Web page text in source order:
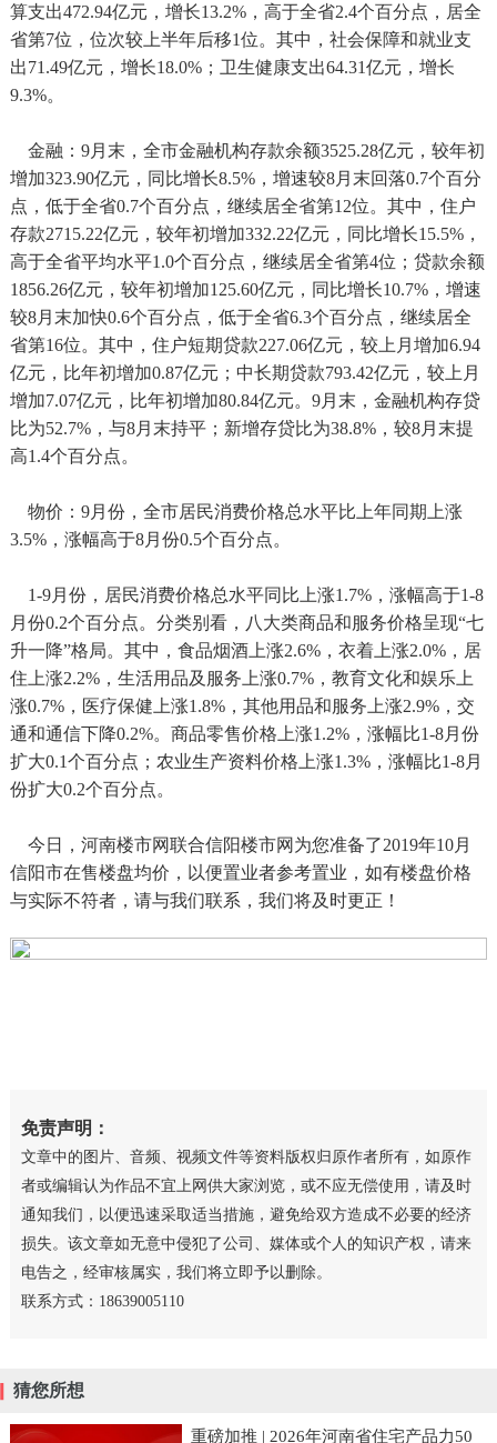
算支出472.94亿元，增长13.2%，高于全省2.4个百分点，居全
省第7位，位次较上半年后移1位。其中，社会保障和就业支
出71.49亿元，增长18.0%；卫生健康支出64.31亿元，增长
9.3%。
金融：9月末，全市金融机构存款余额3525.28亿元，较年初
增加323.90亿元，同比增长8.5%，增速较8月末回落0.7个百分
点，低于全省0.7个百分点，继续居全省第12位。其中，住户
存款2715.22亿元，较年初增加332.22亿元，同比增长15.5%，
高于全省平均水平1.0个百分点，继续居全省第4位；贷款余额
1856.26亿元，较年初增加125.60亿元，同比增长10.7%，增速
较8月末加快0.6个百分点，低于全省6.3个百分点，继续居全
省第16位。其中，住户短期贷款227.06亿元，较上月增加6.94
亿元，比年初增加0.87亿元；中长期贷款793.42亿元，较上月
增加7.07亿元，比年初增加80.84亿元。9月末，金融机构存贷
比为52.7%，与8月末持平；新增存贷比为38.8%，较8月末提
高1.4个百分点。
物价：9月份，全市居民消费价格总水平比上年同期上涨
3.5%，涨幅高于8月份0.5个百分点。
1-9月份，居民消费价格总水平同比上涨1.7%，涨幅高于1-8
月份0.2个百分点。分类别看，八大类商品和服务价格呈现“七
升一降”格局。其中，食品烟酒上涨2.6%，衣着上涨2.0%，居
住上涨2.2%，生活用品及服务上涨0.7%，教育文化和娱乐上
涨0.7%，医疗保健上涨1.8%，其他用品和服务上涨2.9%，交
通和通信下降0.2%。商品零售价格上涨1.2%，涨幅比1-8月份
扩大0.1个百分点；农业生产资料价格上涨1.3%，涨幅比1-8月
份扩大0.2个百分点。
今日，河南楼市网联合信阳楼市网为您准备了2019年10月
信阳市在售楼盘均价，以便置业者参考置业，如有楼盘价格
与实际不符者，请与我们联系，我们将及时更正！
免责声明：
文章中的图片、音频、视频文件等资料版权归原作者所有，如原作
者或编辑认为作品不宜上网供大家浏览，或不应无偿使用，请及时
通知我们，以便迅速采取适当措施，避免给双方造成不必要的经济
损失。该文章如无意中侵犯了公司、媒体或个人的知识产权，请来
电告之，经审核属实，我们将立即予以删除。
联系方式：18639005110
猜您所想
重磅加推 | 2026年河南省住宅产品力50